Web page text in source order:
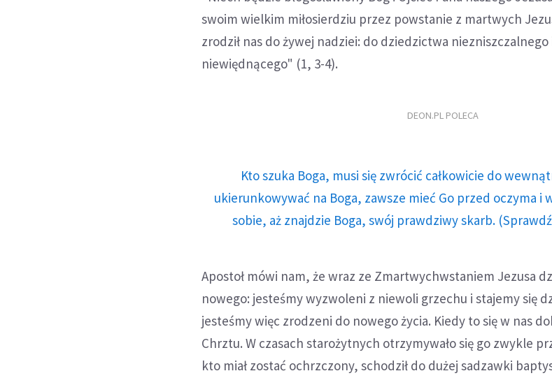
swoim wielkim miłosierdziu przez powstanie z martwych
zrodził nas do żywej nadziei: do dziedzictwa
niewiędnącego" (1, 3-4).
DEON.PL POLECA
Kto szuka Boga, musi się zwrócić całkowicie do
ukierunkowywać na Boga, zawsze mieć Go przed oczyma i
sobie, aż znajdzie Boga, swój prawdziwy skarb.
Apostoł mówi nam, że wraz ze Zmartwychwstaniem Jezusa
nowego: jesteśmy wyzwoleni z niewoli grzechu i stajemy się
jesteśmy więc zrodzeni do nowego życia. Kiedy to się w nas
Chrztu. W czasach starożytnych otrzymywało się go zwykle
kto miał zostać ochrzczony, schodził do dużej sadzawki